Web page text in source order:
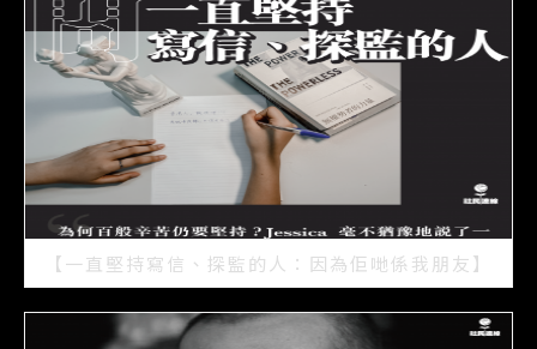
【一直堅持寫信、探監的人：因為佢哋係我朋友】
2021/07/15